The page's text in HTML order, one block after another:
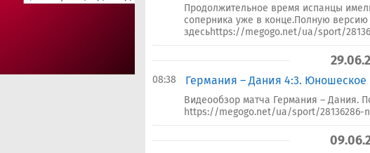
Продолжительное время испанцы
соперника уже в конце.Полную версию
здесьhttps://megogo.net/ua/sport/
08:38 Германия – Дания 4:3. Юношеское
Видеообзор матча Германия – Дания.
https://megogo.net/ua/sport/28136286-